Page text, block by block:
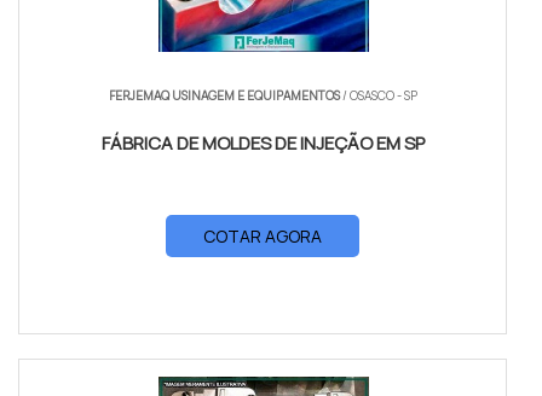
FERJEMAQ USINAGEM E EQUIPAMENTOS/ OSASCO - SP
FÁBRICA DE MOLDES DE INJEÇÃO EM SP
COTAR AGORA